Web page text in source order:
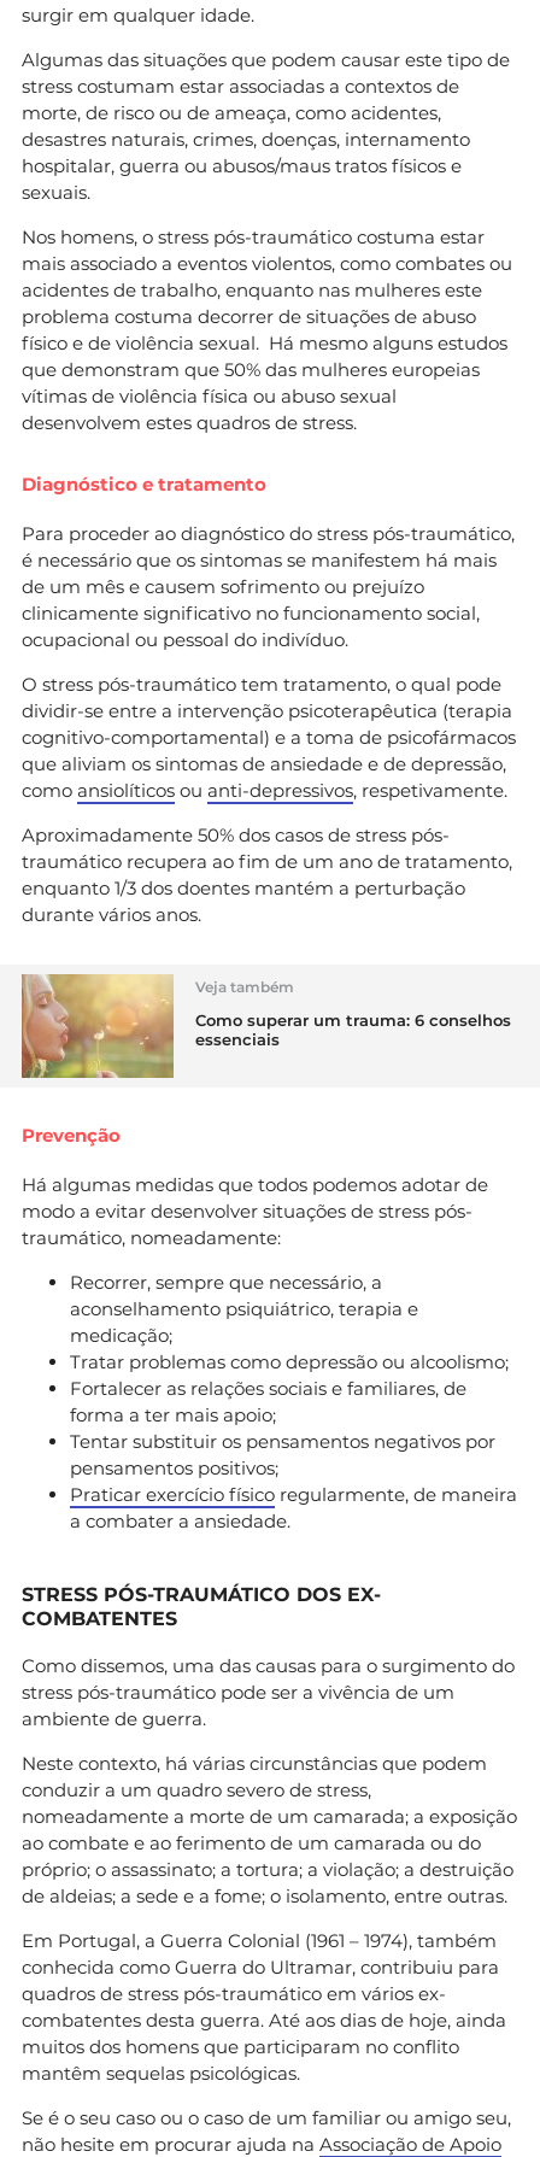
surgir em qualquer idade.
Algumas das situações que podem causar este tipo de
stress costumam estar associadas a contextos de
morte, de risco ou de ameaça, como acidentes,
desastres naturais, crimes, doenças, internamento
hospitalar, guerra ou abusos/maus tratos físicos e
sexuais.
Nos homens, o stress pós-traumático costuma estar
mais associado a eventos violentos, como combates ou
acidentes de trabalho, enquanto nas mulheres este
problema costuma decorrer de situações de abuso
físico e de violência sexual. Há mesmo alguns estudos
que demonstram que 50% das mulheres europeias
vítimas de violência física ou abuso sexual
desenvolvem estes quadros de stress.
Diagnóstico e tratamento
Para proceder ao diagnóstico do stress pós-traumático,
é necessário que os sintomas se manifestem há mais
de um mês e causem sofrimento ou prejuízo
clinicamente significativo no funcionamento social,
ocupacional ou pessoal do indivíduo.
O stress pós-traumático tem tratamento, o qual pode
dividir-se entre a intervenção psicoterapêutica (terapia
cognitivo-comportamental) e a toma de psicofármacos
que aliviam os sintomas de ansiedade e de depressão,
como ansiolíticos ou anti-depressivos, respetivamente.
Aproximadamente 50% dos casos de stress pós-
traumático recupera ao fim de um ano de tratamento,
enquanto 1/3 dos doentes mantém a perturbação
durante vários anos.
Veja também
Como superar um trauma: 6 conselhos
essenciais
Prevenção
Há algumas medidas que todos podemos adotar de
modo a evitar desenvolver situações de stress pós-
traumático, nomeadamente:
Recorrer, sempre que necessário, a
aconselhamento psiquiátrico, terapia e
medicação;
Tratar problemas como depressão ou alcoolismo;
Fortalecer as relações sociais e familiares, de
forma a ter mais apoio;
Tentar substituir os pensamentos negativos por
pensamentos positivos;
Praticar exercício físico regularmente, de maneira
a combater a ansiedade.
STRESS PÓS-TRAUMÁTICO DOS EX-
COMBATENTES
Como dissemos, uma das causas para o surgimento do
stress pós-traumático pode ser a vivência de um
ambiente de guerra.
Neste contexto, há várias circunstâncias que podem
conduzir a um quadro severo de stress,
nomeadamente a morte de um camarada; a exposição
ao combate e ao ferimento de um camarada ou do
próprio; o assassinato; a tortura; a violação; a destruição
de aldeias; a sede e a fome; o isolamento, entre outras.
Em Portugal, a Guerra Colonial (1961 – 1974), também
conhecida como Guerra do Ultramar, contribuiu para
quadros de stress pós-traumático em vários ex-
combatentes desta guerra. Até aos dias de hoje, ainda
muitos dos homens que participaram no conflito
mantêm sequelas psicológicas.
Se é o seu caso ou o caso de um familiar ou amigo seu,
não hesite em procurar ajuda na Associação de Apoio